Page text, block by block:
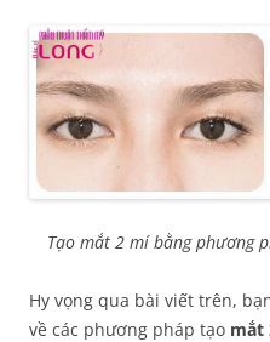
Tạo mắt 2 mí bằng phương
Hy vọng qua bài viết trên,
về các phương pháp tạo mắt